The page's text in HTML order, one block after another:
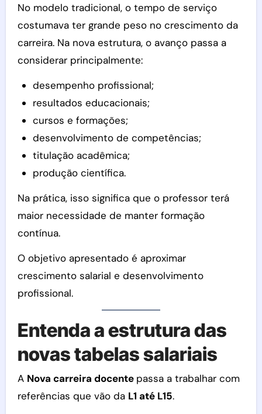
No modelo tradicional, o tempo de serviço
costumava ter grande peso no crescimento da
carreira. Na nova estrutura, o avanço passa a
considerar principalmente:
desempenho profissional;
resultados educacionais;
cursos e formações;
desenvolvimento de competências;
titulação acadêmica;
produção científica.
Na prática, isso significa que o professor terá
maior necessidade de manter formação
contínua.
O objetivo apresentado é aproximar
crescimento salarial e desenvolvimento
profissional.
Entenda a estrutura das
novas tabelas salariais
A Nova carreira docente passa a trabalhar com
referências que vão da L1 até L15.